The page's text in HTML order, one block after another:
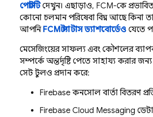
পোস্টটিদেখুন। এছাড়াও, FCM-কে
কোনো চলমান পরিষেবা বিঘ্ন আছে কিনা
আপনি FCM স্ট্যাটাস ড্যাশবোর্ডেওযেতে
মেসেজিংয়ের সাফল্য এবং কৌশলের
সম্পর্কে অন্তর্দৃষ্টি পেতে সাহায্য করার
সেট টুলও প্রদান করে:
Firebase কনসোল বার্তা বিতরণ
Firebase Cloud Messaging